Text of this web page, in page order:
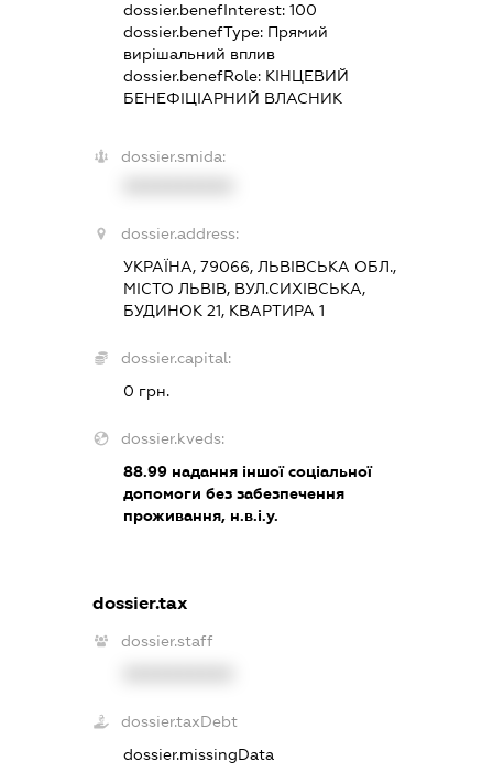
dossier.benefInterest:100
dossier.benefType: Прямий
вирішальний вплив
dossier.benefRole: КІНЦЕВИЙ
БЕНЕФІЦІАРНИЙ ВЛАСНИК
dossier.smida:
dossier.address:
УКРАЇНА, 79066, ЛЬВІВСЬКА ОБЛ.,
МІСТО ЛЬВІВ, ВУЛ.СИХІВСЬКА,
БУДИНОК 21, КВАРТИРА 1
dossier.capital:
0 грн.
dossier.kveds:
88.99 надання іншої соціальної
допомоги без забезпечення
проживання, н.в.і.у.
dossier.tax
dossier.staff
dossier.taxDebt
dossier.missingData